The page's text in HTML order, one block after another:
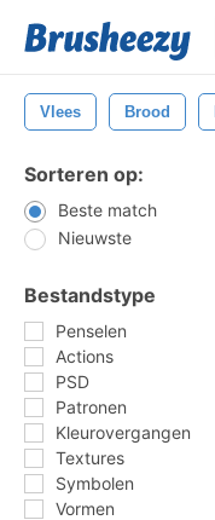
Vlees Brood
Sorteren op:
Beste match
Nieuwste
Bestandstype
Penselen
Actions
PSD
Patronen
Kleurovergangen
Textures
Symbolen
Vormen